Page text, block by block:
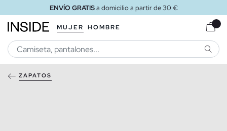
ENVÍO GRATISa domicilio a partir de 30 €
MUJER HOMBRE
ZAPATOS